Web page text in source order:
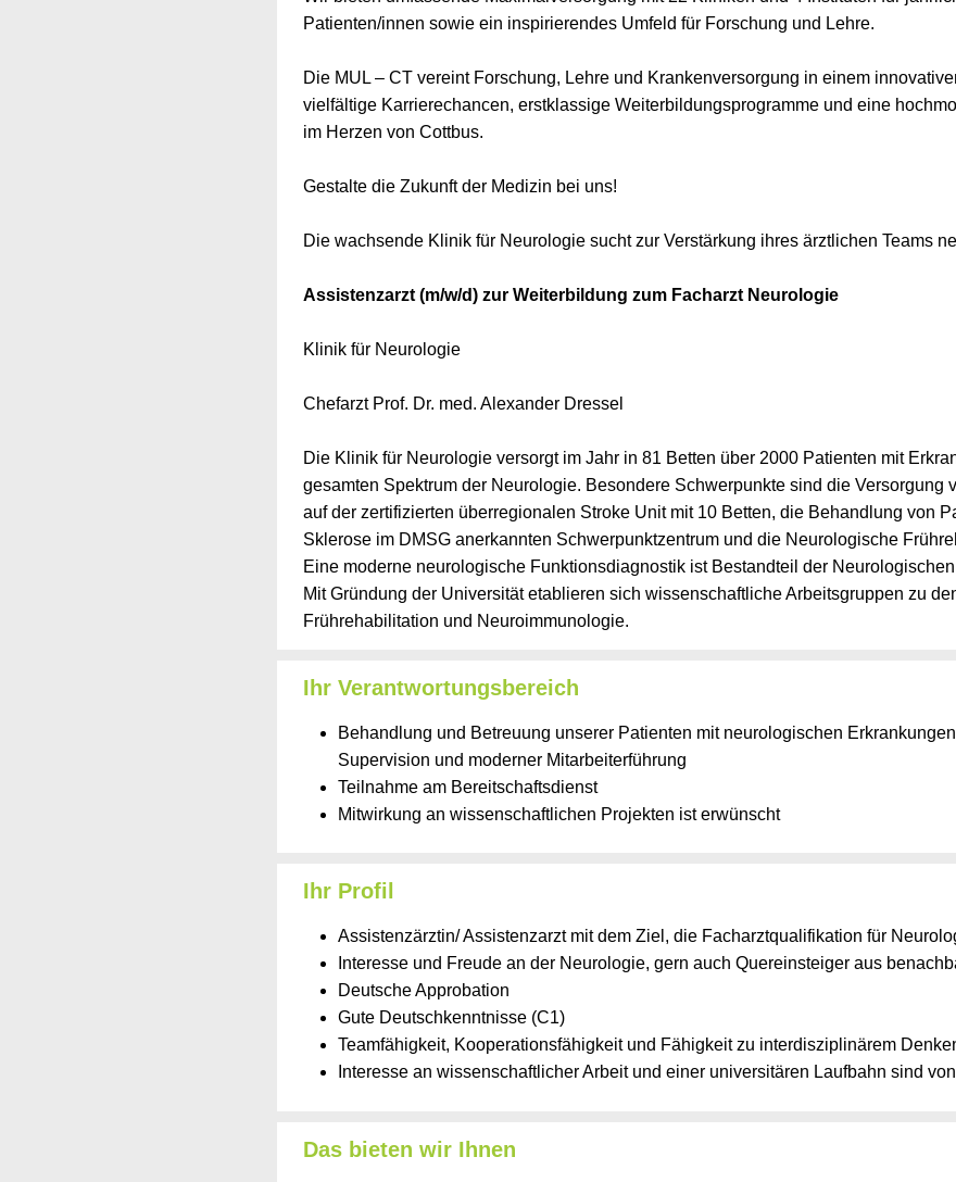
Patienten/innen sowie ein inspirierendes Umfeld für Forschung und Lehre.
Die MUL – CT vereint Forschung, Lehre und Krankenversorgung in einem
vielfältige Karrierechancen, erstklassige Weiterbildungsprogramme und eine
im Herzen von Cottbus.
Gestalte die Zukunft der Medizin bei uns!
Die wachsende Klinik für Neurologie sucht zur Verstärkung ihres ärztlichen Teams
Assistenzarzt (m/w/d) zur Weiterbildung zum Facharzt Neurologie
Klinik für Neurologie
Chefarzt Prof. Dr. med. Alexander Dressel
Die Klinik für Neurologie versorgt im Jahr in 81 Betten über 2000 Patienten mit
gesamten Spektrum der Neurologie. Besondere Schwerpunkte sind die Versorgung
auf der zertifizierten überregionalen Stroke Unit mit 10 Betten, die Behandlung von
Sklerose im DMSG anerkannten Schwerpunktzentrum und die Neurologische
Eine moderne neurologische Funktionsdiagnostik ist Bestandteil der
Mit Gründung der Universität etablieren sich wissenschaftliche Arbeitsgruppen zu
Frührehabilitation und Neuroimmunologie.
Ihr Verantwortungsbereich
Behandlung und Betreuung unserer Patienten mit neurologischen
Supervision und moderner Mitarbeiterführung
Teilnahme am Bereitschaftsdienst
Mitwirkung an wissenschaftlichen Projekten ist erwünscht
Ihr Profil
Assistenzärztin/ Assistenzarzt mit dem Ziel, die Facharztqualifikation für
Interesse und Freude an der Neurologie, gern auch Quereinsteiger aus
Deutsche Approbation
Gute Deutschkenntnisse (C1)
Teamfähigkeit, Kooperationsfähigkeit und Fähigkeit zu interdisziplinärem
Interesse an wissenschaftlicher Arbeit und einer universitären Laufbahn sind von
Das bieten wir Ihnen